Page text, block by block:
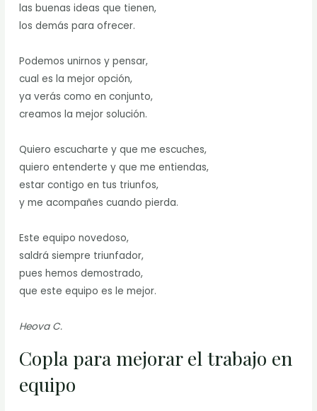
las buenas ideas que tienen,
los demás para ofrecer.
Podemos unirnos y pensar,
cual es la mejor opción,
ya verás como en conjunto,
creamos la mejor solución.
Quiero escucharte y que me escuches,
quiero entenderte y que me entiendas,
estar contigo en tus triunfos,
y me acompañes cuando pierda.
Este equipo novedoso,
saldrá siempre triunfador,
pues hemos demostrado,
que este equipo es le mejor.
Heova C.
Copla para mejorar el trabajo en
equipo